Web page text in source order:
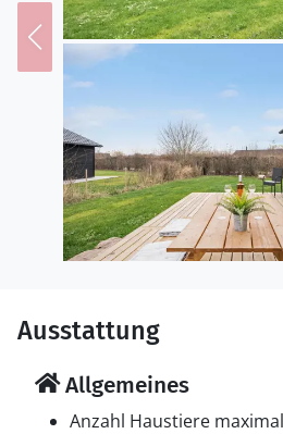
zu einem perfekten
Ausstattung
Allgemeines
Anzahl Haustiere